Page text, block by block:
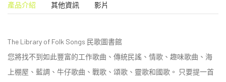
產品介紹 其他資訊 影片
The Library of Folk Songs 民歌圖書館
您將找不到如此豐富的工作歌曲、傳統民謠、情歌、趣味歌曲、海
上棚屋、藍調、牛仔歌曲、戰歌、頌歌、靈歌和國歌。 只要提一首